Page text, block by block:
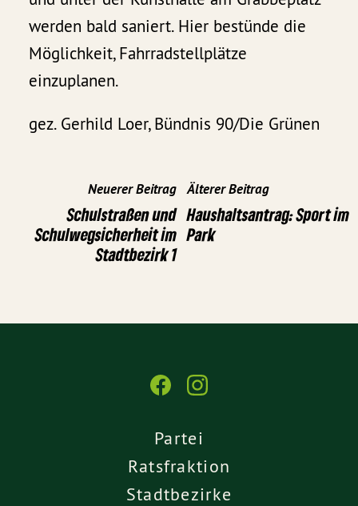
werden bald saniert. Hier bestünde die
Möglichkeit, Fahrradstellplätze
einzuplanen.
gez. Gerhild Loer, Bündnis 90/Die Grünen
Neuerer Beitrag
Schulstraßen und
Schulwegsicherheit im
Stadtbezirk 1
Älterer Beitrag
Haushaltsantrag: Sport im
Park
Partei
Ratsfraktion
Stadtbezirke